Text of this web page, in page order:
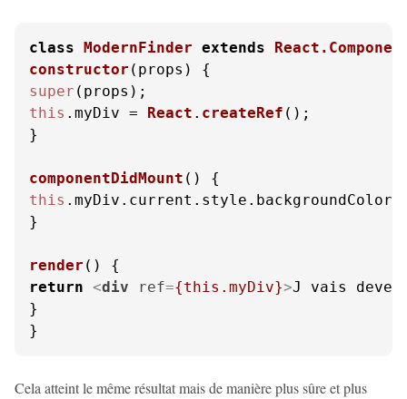
class ModernFinder extends
constructor ( props
super
this . myDiv = React . createRef ();
}
componentDidMount (
this . myDiv . current . style . backgroundColor
}
render (
return <div ref={this.myDiv}>J vais
}
}
Cela atteint le même résultat mais de manière plus sûre et plus